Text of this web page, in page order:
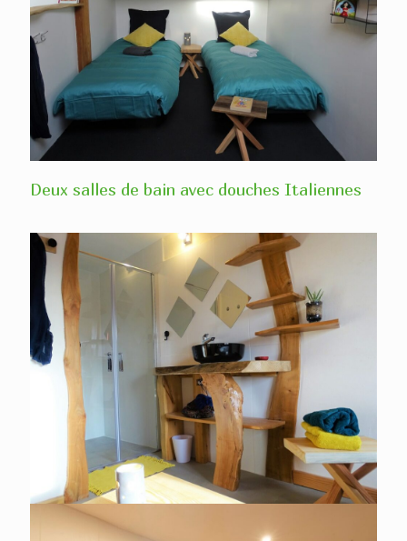
Deux salles de bain avec douches Italiennes